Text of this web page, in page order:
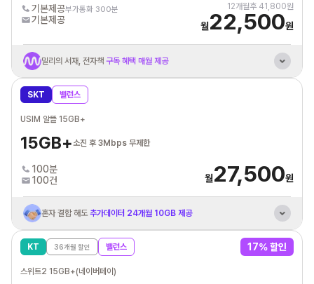
기본제공부가통화 300분
기본제공
12개월후 41,800원
월22,500원
밀리의 서재, 전자책 구독 혜택 매월 제공
혼자 결합 해도
SKT 밸런스
USIM 알뜰 15GB+
15GB+소진 후 3Mbps 무제한
100분
100건
월27,500원
혼자 결합 해도추가데이터 24개월 10GB 제공
SK브로드밴드인터넷+IPTV/케이블 결합 할인
KT 36개월 할인 밸런스 17% 할인
스위트2 15GB+(네이버페이)